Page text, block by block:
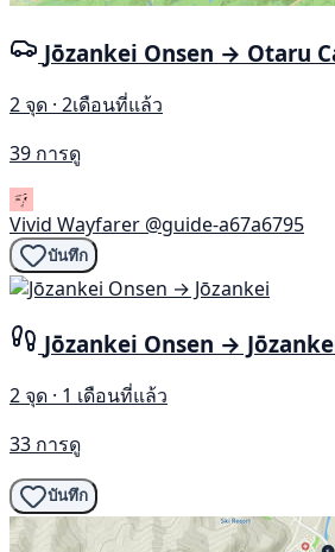
Jōzankei Onsen → Otaru
2 จุด · 2เดือนที่แล้ว
39 การดู
Vivid Wayfarer @guide-a67a6795
บันทึก
Jōzankei Onsen →
2 จุด · 1 เดือนที่แล้ว
33 การดู
บันทึก